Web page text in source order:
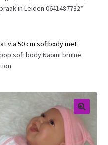
in Leiden 0641487732*
v.a 50 cm softbody met
soft body Naomi bruine